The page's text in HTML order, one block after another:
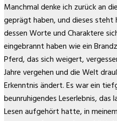
Manchmal denke ich zurück an
geprägt haben, und dieses steht
dessen Worte und Charaktere
eingebrannt haben wie ein
Pferd, das sich weigert,
Jahre vergehen und die Welt
Erkenntnis ändert. Es war ein
beunruhigendes Leserlebnis,
Lesen aufgehört hatte, in